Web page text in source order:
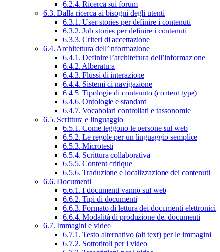
6.2.4. Ricerca sui forum
6.3. Dalla ricerca ai bisogni degli utenti
6.3.1. User stories per definire i contenuti
6.3.2. Job stories per definire i contenuti
6.3.3. Criteri di accettazione
6.4. Architettura dell’informazione
6.4.1. Definire l’architettura dell’informazione
6.4.2. Alberatura
6.4.3. Flussi di interazione
6.4.4. Sistemi di navigazione
6.4.5. Tipologie di contenuto (content type)
6.4.6. Ontologie e standard
6.4.7. Vocabolari controllati e tassonomie
6.5. Scrittura e linguaggio
6.5.1. Come leggono le persone sul web
6.5.2. Le regole per un linguaggio semplice
6.5.3. Microtesti
6.5.4. Scrittura collaborativa
6.5.5. Content critique
6.5.6. Traduzione e localizzazione dei contenuti
6.6. Documenti
6.6.1. I documenti vanno sul web
6.6.2. Tipi di documenti
6.6.3. Formato di lettura dei documenti elettronici
6.6.4. Modalità di produzione dei documenti
6.7. Immagini e video
6.7.1. Testo alternativo (alt text) per le immagini
6.7.2. Sottotitoli per i video